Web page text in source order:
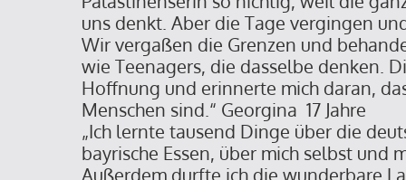
uns denkt. Aber die Tage vergingen
Wir vergaßen die Grenzen und
wie Teenagers, die dasselbe denken.
Hoffnung und erinnerte mich daran,
Menschen sind.“ Georgina 17 Jahre
„Ich lernte tausend Dinge über die
bayrische Essen, über mich selbst und
Außerdem durfte ich die wunderbare